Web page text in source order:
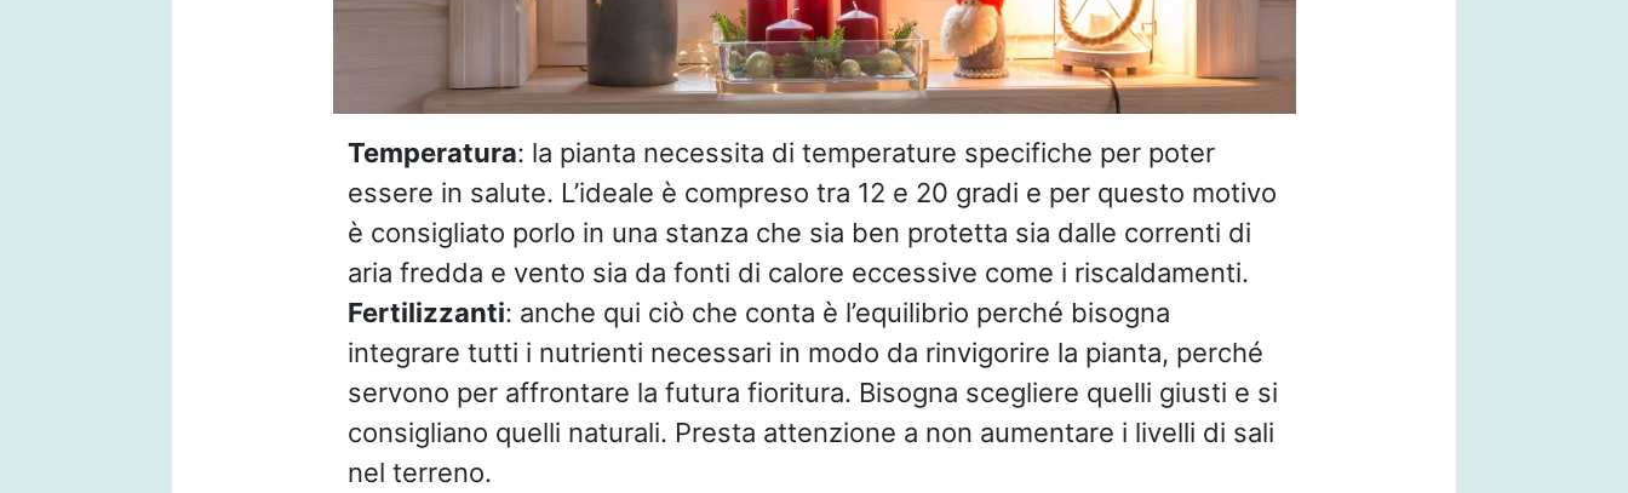
Temperatura: la pianta necessita di temperature specifiche per poter
essere in salute. L’ideale è compreso tra 12 e 20 gradi e per questo motivo
è consigliato porlo in una stanza che sia ben protetta sia dalle correnti di
aria fredda e vento sia da fonti di calore eccessive come i riscaldamenti.
Fertilizzanti: anche qui ciò che conta è l’equilibrio perché bisogna
integrare tutti i nutrienti necessari in modo da rinvigorire la pianta, perché
servono per affrontare la futura fioritura. Bisogna scegliere quelli giusti e si
consigliano quelli naturali. Presta attenzione a non aumentare i livelli di sali
nel terreno.